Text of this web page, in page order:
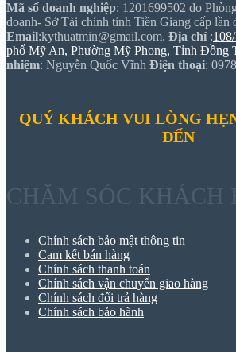
Mã số doanh nghiệp: 1201699502 do
doanh- Sở Tài chính tỉnh Tiền Giang cấp lần
Email:kythuatmin@gmail.com. Địa chỉ :
phố Mỹ An, Phường Mỹ Phong, Tỉnh Đồng
nhiệm: Nguyễn Quốc Vĩnh Điện thoại:
QUÝ KHÁCH VUI LÒNG
ĐẾN
CHĂM SÓC KHÁCH
Chính sách bảo mật thông tin
Cam kết bán hàng
Chính sách thanh toán
Chính sách vận chuyển giao hàng
Chính sách đổi trả hàng
Chính sách bảo hành